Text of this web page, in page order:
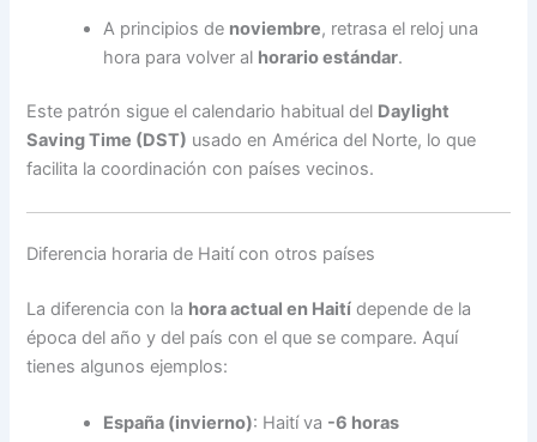
A principios de noviembre, retrasa el reloj una
hora para volver al horario estándar.
Este patrón sigue el calendario habitual del Daylight
Saving Time (DST) usado en América del Norte, lo que
facilita la coordinación con países vecinos.
Diferencia horaria de Haití con otros países
La diferencia con la hora actual en Haití depende de la
época del año y del país con el que se compare. Aquí
tienes algunos ejemplos:
España (invierno): Haití va -6 horas